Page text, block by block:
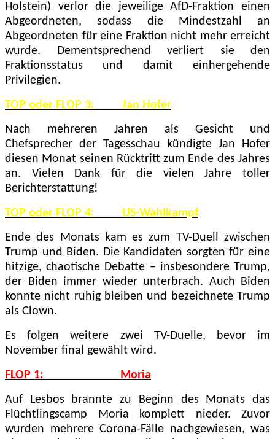
Holstein) verlor die jeweilige AfD-Fraktion einen
Abgeordneten, sodass die Mindestzahl an
Abgeordneten für eine Fraktion nicht mehr erreicht
wurde. Dementsprechend verliert sie den
Fraktionsstatus und damit einhergehende
Privilegien.
TOP oder FLOP 3: Jan Hofer
Nach mehreren Jahren als Gesicht und
Chefsprecher der Tagesschau kündigte Jan Hofer
diesen Monat seinen Rücktritt zum Ende des Jahres
an. Vielen Dank für die vielen Jahre toller
Berichterstattung!
TOP oder FLOP 4: US-Wahlkampf
Ende des Monats kam es zum TV-Duell zwischen
Trump und Biden. Die Kandidaten sorgten für eine
hitzige, chaotische Debatte – insbesondere Trump,
der Biden immer wieder unterbrach. Auch Biden
konnte nicht ruhig bleiben und bezeichnete Trump
als Clown.
Es folgen weitere zwei TV-Duelle, bevor im
November final gewählt wird.
FLOP 1: Moria
Auf Lesbos brannte zu Beginn des Monats das
Flüchtlingscamp Moria komplett nieder. Zuvor
wurden mehrere Corona-Fälle nachgewiesen, was